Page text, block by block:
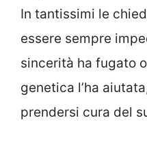
In tantissimi le
essere sempre
sincerità ha fugato
genetica l’ha
prendersi cura del